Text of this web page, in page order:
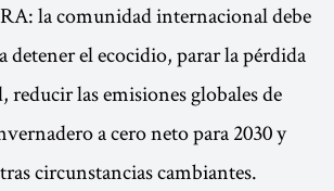
la comunidad internacional debe
detener el ecocidio, parar la pérdida
reducir las emisiones globales de
a cero neto para 2030 y
circunstancias cambiantes.